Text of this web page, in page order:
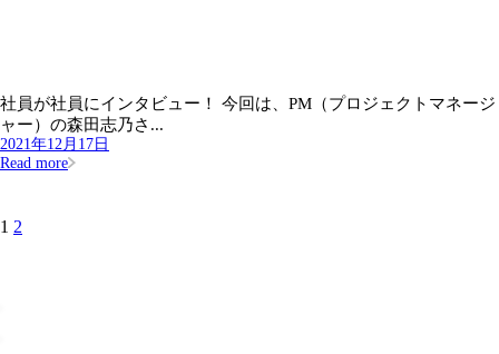
社員が社員にインタビュー！ 今回は、PM（プロジェクトマネージ
ャー）の森田志乃さ...
2021年12月17日
Read more
1 2